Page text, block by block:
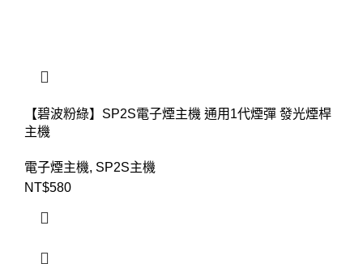
【碧波粉綠】SP2S電子煙主機 通用1代煙彈 發光煙桿
主機
電子煙主機, SP2S主機
NT$580